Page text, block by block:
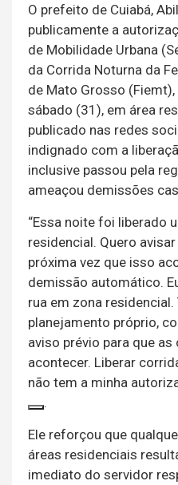
O prefeito de Cuiabá,
publicamente a
de Mobilidade Urbana
da Corrida Noturna da
de Mato Grosso
sábado (31), em área
publicado nas redes
indignado com a
inclusive passou pela
ameaçou demissões
“Essa noite foi liberado
residencial. Quero
próxima vez que isso
demissão automático.
rua em zona
planejamento próprio,
aviso prévio para que
acontecer. Liberar
não tem a minha
.
Ele reforçou que
áreas residenciais
imediato do servidor